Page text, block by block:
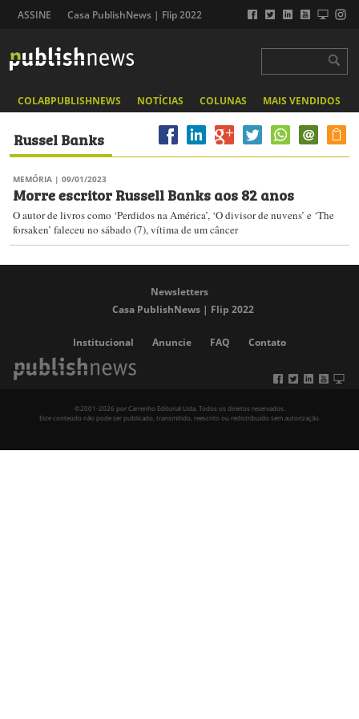
ASSINE Casa PublishNews | Flip 2022
COLABPUBLISHNEWS NOTÍCIAS COLUNAS MAIS VENDIDOS
Russel Banks
MEMÓRIA | 09/01/2023
Morre escritor Russell Banks aos 82 anos
O autor de livros como ‘Perdidos na América’, ‘O divisor de nuvens’ e ‘The
forsaken’ faleceu no sábado (7), vítima de um câncer
Newsletters
Casa PublishNews | Flip 2022
Institucional Anuncie FAQ Contato
©2001-2026 por Carrenho Editorial Ltda. Todos os direitos reservados.
Este conteúdo não pode ser publicado, transmitido, reescrito ou redistribuído sem autorização.